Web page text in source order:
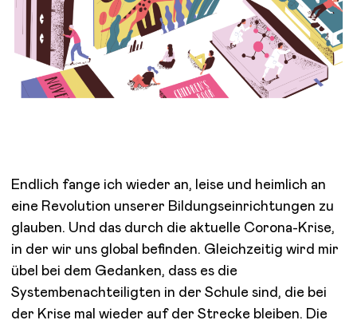
Endlich fange ich wieder an, leise und heimlich an
eine Revolution unserer Bildungseinrichtungen zu
glauben. Und das durch die aktuelle Corona-Krise,
in der wir uns global befinden. Gleichzeitig wird mir
übel bei dem Gedanken, dass es die
Systembenachteiligten in der Schule sind, die bei
der Krise mal wieder auf der Strecke bleiben. Die